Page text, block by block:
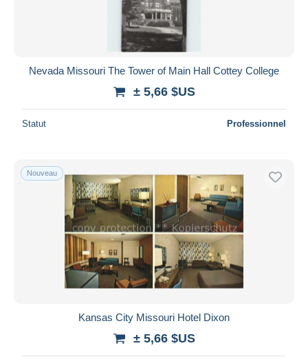
Nevada Missouri The Tower of Main Hall Cottey College
± 5,66 $US
Statut Professionnel
Nouveau
Kansas City Missouri Hotel Dixon
± 5,66 $US